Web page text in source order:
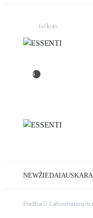
6
NEWŽIEDAI
Pradžia Laboratorinių